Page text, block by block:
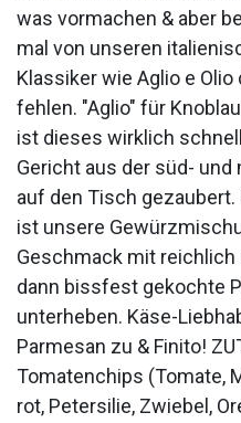
was vormachen & aber
mal von unseren
Klassiker wie Aglio e
fehlen. "Aglio" für
ist dieses wirklich
Gericht aus der süd-
auf den Tisch
ist unsere
Geschmack mit
dann bissfest gekochte
unterheben. Käse-
Parmesan zu & Finito!
Tomatenchips (Tomate,
rot, Petersilie, Zwiebel,